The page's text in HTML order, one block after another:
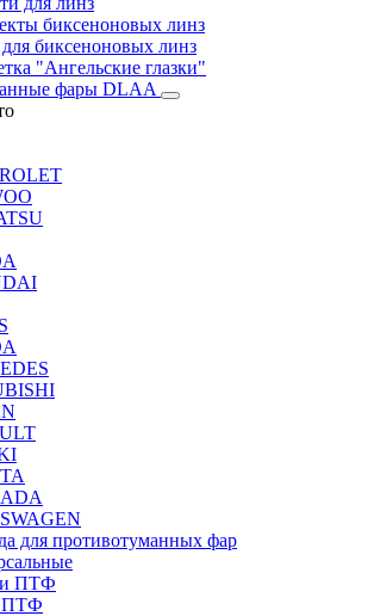
биксеноновых линз
биксеноновых линз
"Ангельские глазки"
фары DLAA
для противотуманных фар
ПТФ
ПТФ